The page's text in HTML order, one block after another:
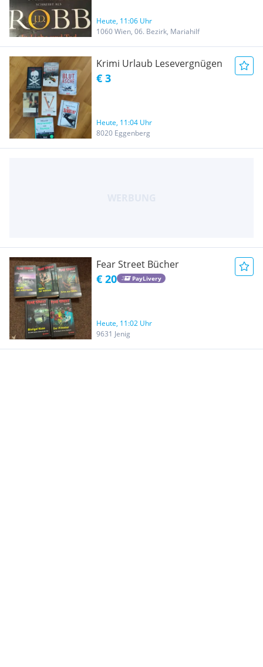
Heute, 11:06 Uhr
1060 Wien, 06. Bezirk, Mariahilf
Krimi Urlaub Lesevergnügen
€ 3
Heute, 11:04 Uhr
8020 Eggenberg
Fear Street Bücher
€ 20 PayLivery
Heute, 11:02 Uhr
9631 Jenig